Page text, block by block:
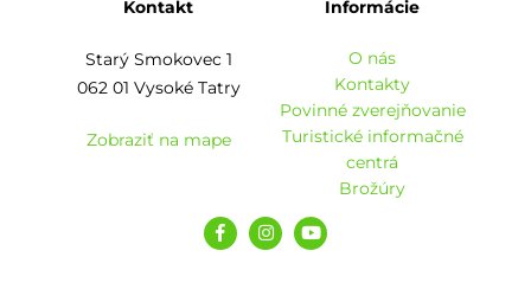
Kontakt
Starý Smokovec 1
062 01 Vysoké Tatry
Zobraziť na mape
Informácie
O nás
Kontakty
Povinné zverejňovanie
Turistické informačné
centrá
Brožúry